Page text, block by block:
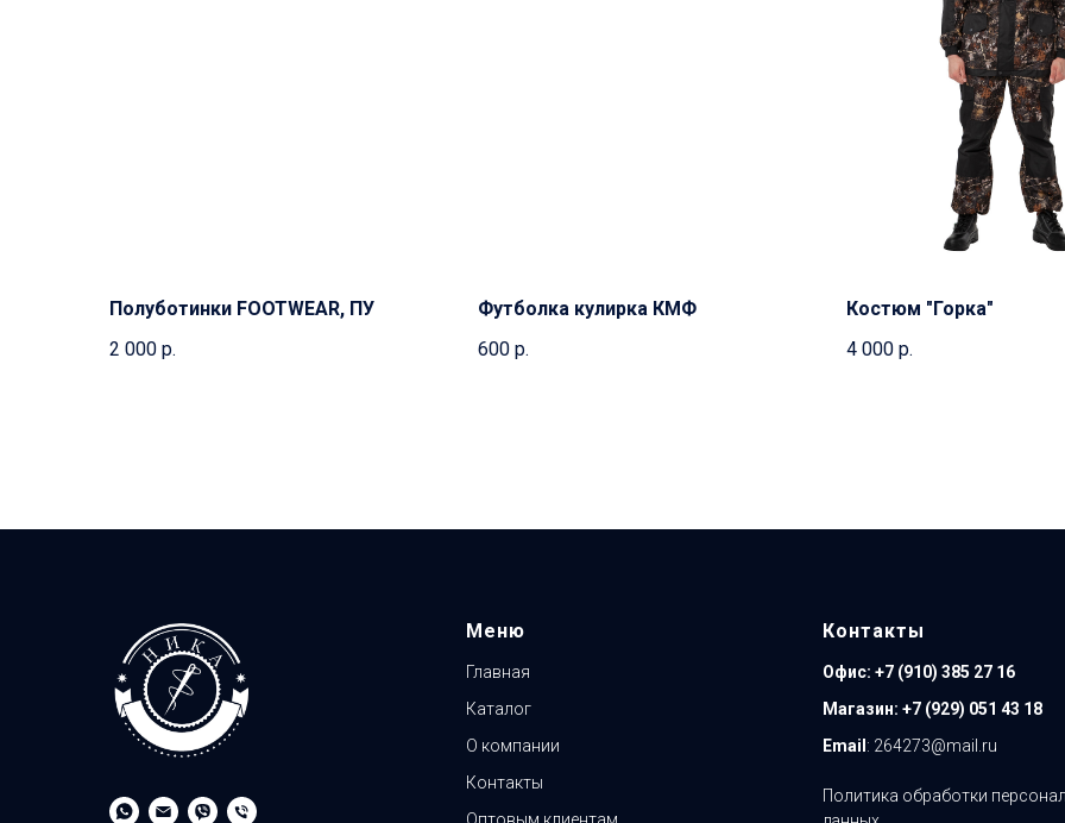
Полуботинки FOOTWEAR, ПУ
2 000 р.
Футболка кулирка КМФ
600 р.
Костюм "Горка"
4 000 р.
Меню
Главная
Каталог
О компании
Контакты
Контакты
Офис: +7 (910) 385 27 16
Магазин: +7 (929) 051 43 18
Email : 264273@mail.ru
Политика обработки